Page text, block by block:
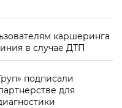
каршеринга
в случае ДТП
подписали
для